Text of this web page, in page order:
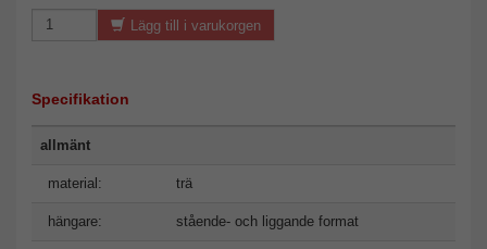
Lägg till i varukorgen
Specifikation
allmänt
material: trä
hängare: stående- och liggande format